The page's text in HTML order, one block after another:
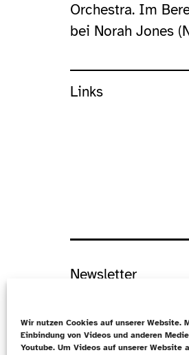
Wir nutzen Cookies auf unserer Website.
Einbindung von Videos und anderen
Youtube. Um Videos auf unserer Website
Orchestra. Im
bei Norah Jones
Links
Newsletter
Cookie-Richtlinie